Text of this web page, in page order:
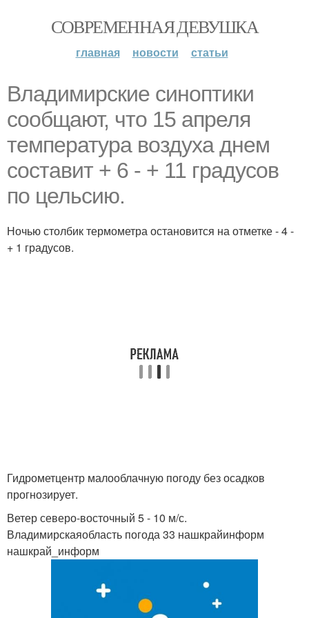
СОВРЕМЕННАЯ ДЕВУШКА
главная новости статьи
Владимирские синоптики
сообщают, что 15 апреля
температура воздуха днем
составит + 6 - + 11 градусов
по цельсию.
Ночью столбик термометра остановится на отметке - 4 -
+ 1 градусов.
Гидрометцентр малооблачную погоду без осадков
прогнозирует.
Ветер северо-восточный 5 - 10 м/с.
Владимирскаяобласть погода 33 нашкрайинформ
нашкрай_информ